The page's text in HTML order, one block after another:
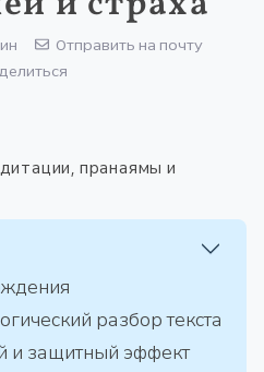
Отправить на почту
пранаямы и
разбор текста
и защитный эффект